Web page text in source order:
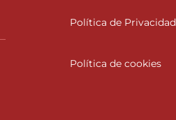
Política de Privacidad
Política de cookies